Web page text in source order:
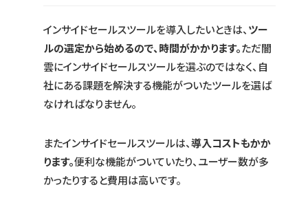
インサイドセールスツールを導入したいときは、ツー
ルの選定から始めるので、時間がかかります。ただ闇
雲にインサイドセールスツールを選ぶのではなく、自
社にある課題を解決する機能がついたツールを選ば
なければなりません。
またインサイドセールスツールは、導入コストもかか
ります。便利な機能がついていたり、ユーザー数が多
かったりすると費用は高いです。